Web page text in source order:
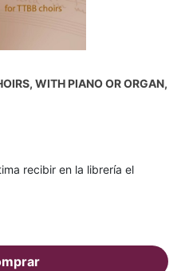
WITH PIANO OR ORGAN,
recibir en la librería el